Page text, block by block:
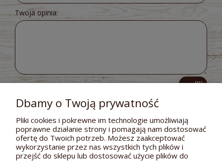
Twoja opinia:
wyślij
POMOC
DOSTAWA I PŁATNOŚCI
Dbamy o Twoją prywatność
Pliki cookies i pokrewne im technologie umożliwiają
poprawne działanie strony i pomagają nam dostosować
ofertę do Twoich potrzeb. Możesz zaakceptować
wykorzystanie przez nas wszystkich tych plików i
przejść do sklepu lub dostosować użycie plików do